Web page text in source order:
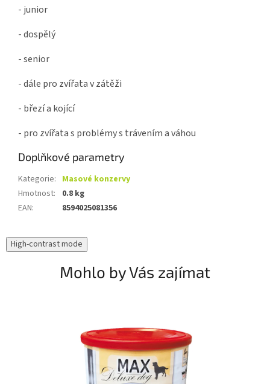
- junior
- dospělý
- senior
- dále pro zvířata v zátěži
- březí a kojící
- pro zvířata s problémy s trávením a váhou
Doplňkové parametry
Kategorie: Masové konzervy
Hmotnost:
0.8 kg
EAN: 8594025081356
High-contrast mode
Mohlo by Vás zajímat